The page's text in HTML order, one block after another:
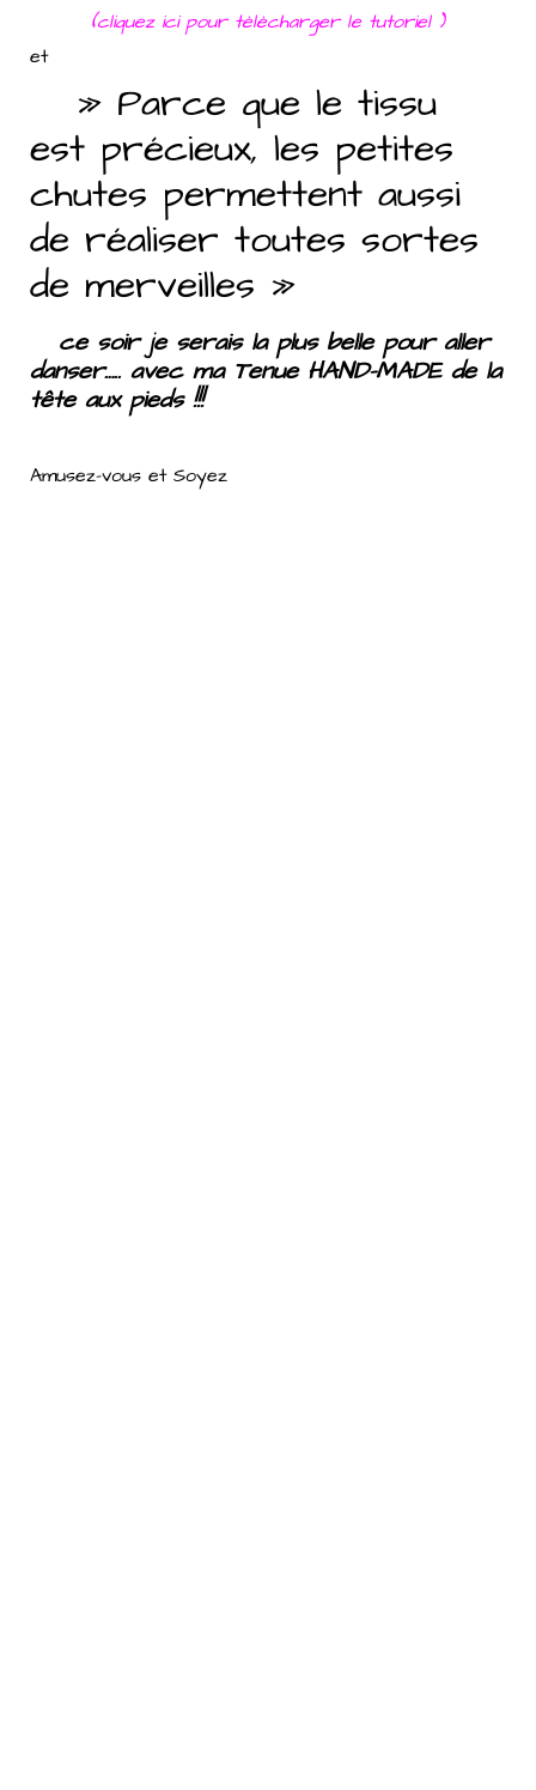
(cliquez ici pour tèlècharger le tutoriel )
et
» Parce que le tissu
est précieux, les petites
chutes permettent aussi
de réaliser toutes sortes
de merveilles »
ce soir je serais la plus belle pour aller
danser….. avec ma Tenue HAND-MADE de la
tête aux pieds !!!
Amusez-vous et Soyez